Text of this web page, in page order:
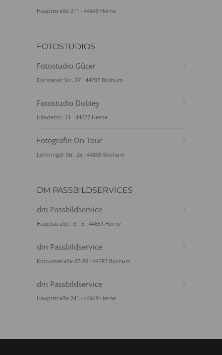
Hauptstraße 211 · 44649 Herne
FOTOSTUDIOS
Fotostudio Gücer
Dorstener Str. 37 · 44787 Bochum
Fotostudio Dobiey
Händelstr. 21 · 44627 Herne
Fotografin On Tour
Lothringer Str. 2a · 44805 Bochum
DM PASSBILDSERVICES
dm Passbildservice
Hauptstraße 13-15 · 44651 Herne
dm Passbildservice
Kortumstraße 87-89 · 44787 Bochum
dm Passbildservice
Hauptstraße 241 · 44649 Herne